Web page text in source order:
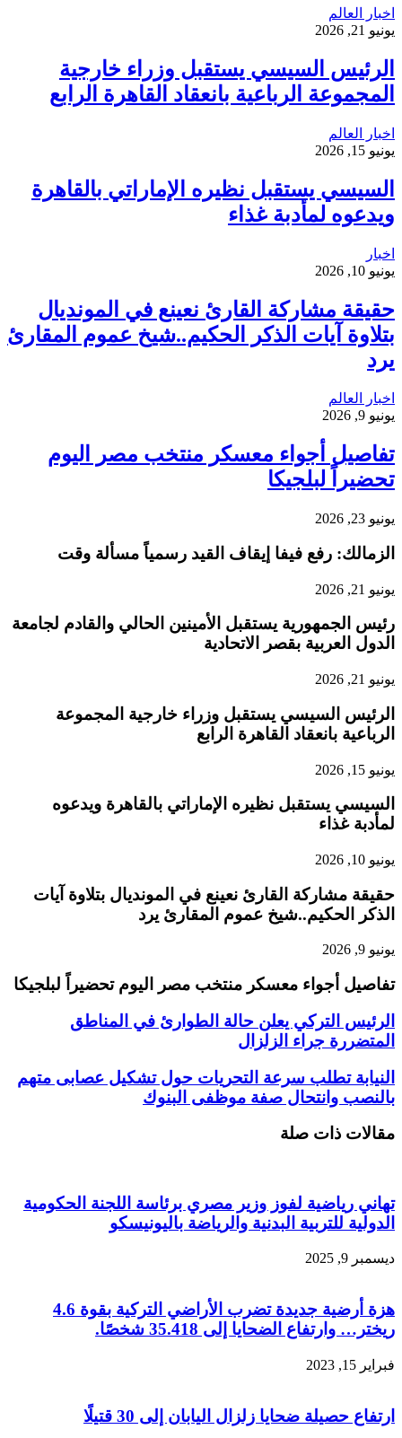
اخبار العالم
يونيو 21, 2026
الرئيس السيسي يستقبل وزراء خارجية
المجموعة الرباعية بانعقاد القاهرة الرابع
اخبار العالم
يونيو 15, 2026
السيسي يستقبل نظيره الإماراتي بالقاهرة
ويدعوه لمأدبة غذاء
اخبار
يونيو 10, 2026
حقيقة مشاركة القارئ نعينع في المونديال
بتلاوة آيات الذكر الحكيم..شيخ عموم المقارئ
يرد
اخبار العالم
يونيو 9, 2026
تفاصيل أجواء معسكر منتخب مصر اليوم
تحضيراً لبلجيكا
يونيو 23, 2026
الزمالك: رفع فيفا إيقاف القيد رسمياً مسألة وقت
يونيو 21, 2026
رئيس الجمهورية يستقبل الأمينين الحالي والقادم لجامعة
الدول العربية بقصر الاتحادية
يونيو 21, 2026
الرئيس السيسي يستقبل وزراء خارجية المجموعة
الرباعية بانعقاد القاهرة الرابع
يونيو 15, 2026
السيسي يستقبل نظيره الإماراتي بالقاهرة ويدعوه
لمأدبة غذاء
يونيو 10, 2026
حقيقة مشاركة القارئ نعينع في المونديال بتلاوة آيات
الذكر الحكيم..شيخ عموم المقارئ يرد
يونيو 9, 2026
تفاصيل أجواء معسكر منتخب مصر اليوم تحضيراً لبلجيكا
الرئيس التركي يعلن حالة الطوارئ في المناطق
المتضررة جراء الزلزال
النيابة تطلب سرعة التحريات حول تشكيل عصابى متهم
بالنصب وانتحال صفة موظفى البنوك
مقالات ذات صلة
تهاني رياضية لفوز وزير مصري برئاسة اللجنة الحكومية
الدولية للتربية البدنية والرياضة باليونيسكو
ديسمبر 9, 2025
هزة أرضية جديدة تضرب الأراضي التركية بقوة 4.6
ريختر… وارتفاع الضحايا إلى 35.418 شخصًا.
فبراير 15, 2023
ارتفاع حصيلة ضحايا زلزال اليابان إلى 30 قتيلًا